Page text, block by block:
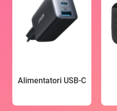
Alimentatori USB-C